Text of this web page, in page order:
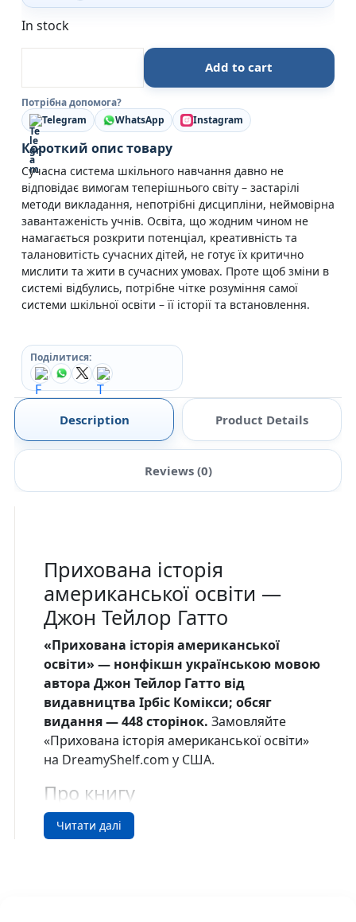
In stock
Прихована історія американської освіти - Джон
Add to cart
Потрібна допомога?
Telegram
WhatsApp Instagram
Короткий опис товару
Сучасна система шкільного навчання давно не
відповідає вимогам теперішнього світу – застарілі
методи викладання, непотрібні дисципліни, неймовірна
завантаженість учнів. Освіта, що жодним чином не
намагається розкрити потенціал, креативність та
талановитість сучасних дітей, не готує їх критично
мислити та жити в сучасних умовах. Проте щоб зміни в
системі відбулись, потрібне чітке розуміння самої
системи шкільної освіти – її історії та встановлення.
Поділитися:
Description Product Details
Reviews (0)
Прихована історія
американської освіти —
Джон Тейлор Гатто
«Прихована історія американської
освіти» — нонфікшн українською мовою
автора Джон Тейлор Гатто від
видавництва Ірбіс Комікси; обсяг
видання — 448 сторінок. Замовляйте
«Прихована історія американської освіти»
на DreamyShelf.com у США.
Про книгу
Сучасна система шкільного навчання давно
не відповідає вимогам теперішнього світу –
Читати далі